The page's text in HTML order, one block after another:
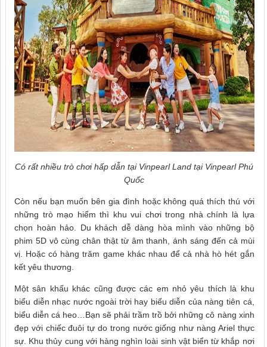
Có rất nhiều trò chơi hấp dẫn tại Vinpearl Land tại Vinpearl Phú
Quốc
Còn nếu bạn muốn bên gia đình hoặc không quá thích thú với
những trò mạo hiểm thì khu vui chơi trong nhà chính là lựa
chọn hoàn hảo. Du khách dễ dàng hòa mình vào những bộ
phim 5D vô cùng chân thật từ âm thanh, ánh sáng đến cả mùi
vị. Hoặc có hàng trăm game khác nhau để cả nhà hò hét gắn
kết yêu thương.
Một sân khấu khác cũng được các em nhỏ yêu thích là khu
biểu diễn nhạc nước ngoài trời hay biểu diễn của nàng tiên cá,
biểu diễn cá heo…Bạn sẽ phải trầm trồ bởi những cô nàng xinh
đẹp với chiếc đuôi tự do trong nước giống như nàng Ariel thực
sự. Khu thủy cung với hàng nghìn loài sinh vật biển từ khắp nơi